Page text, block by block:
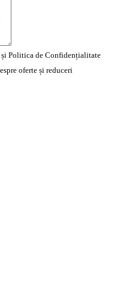
Politica de Confidențialitate
oferte și reduceri